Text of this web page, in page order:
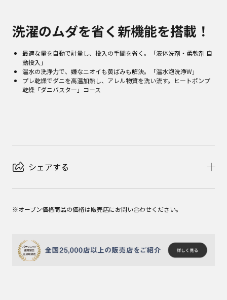
洗濯のムダを省く新機能を搭載！
最適な量を自動で計量し、投入の手間を省く。「液体洗剤・柔軟剤 自
動投入」
温水の洗浄力で、嫌なニオイも黄ばみも解決。「温水泡洗浄W」
プレ乾燥でダニを高温加熱し、アレル物質を洗い流す。ヒートポンプ
乾燥「ダニバスター」コース
シェアする
※オープン価格商品の価格は販売店にお問い合わせください。